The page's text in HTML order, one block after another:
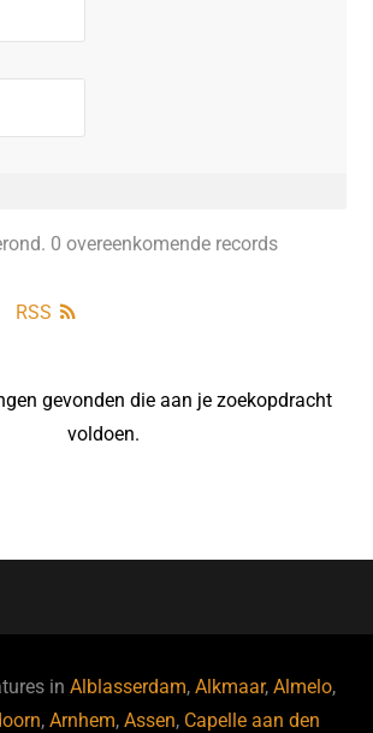
0 overeenkomende records
RSS
gevonden die aan je zoekopdracht
voldoen.
inAlblasserdam,Alkmaar,Almelo,
, Arnhem, Assen, Capelle aan den